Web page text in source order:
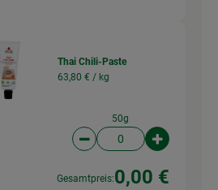
Thai Chili-Paste
63,80 € / kg
50g
Artikelanzahl
Gesamtpreis:0,00 €